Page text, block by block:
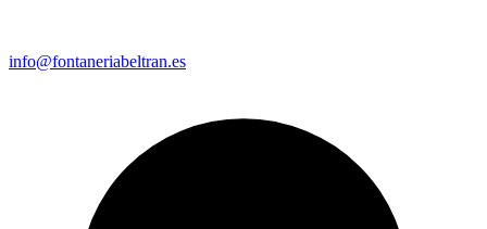
info@fontaneriabeltran.es